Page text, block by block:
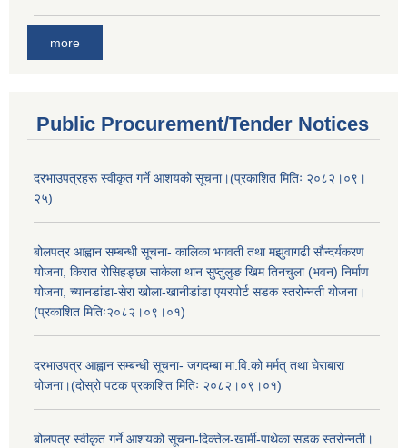
more
Public Procurement/Tender Notices
दरभाउपत्रहरू स्वीकृत गर्ने आशयको सूचना।(प्रकाशित मितिः २०८२।०९।
२५)
बोलपत्र आह्वान सम्बन्धी सूचना- कालिका भगवती तथा मझुवागढी सौन्दर्यकरण
योजना, किरात रोसिहङ्छा साकेला थान सुप्तुलुङ खिम तिनचुला (भवन) निर्माण
योजना, च्यानडांडा-सेरा खोला-खानीडांडा एयरपोर्ट सडक स्तरोन्नती योजना।
(प्रकाशित मितिः२०८२।०९।०१)
दरभाउपत्र आह्वान सम्बन्धी सूचना- जगदम्बा मा.वि.को मर्मत् तथा घेराबारा
योजना।(दोस्रो पटक प्रकाशित मितिः २०८२।०९।०१)
बोलपत्र स्वीकृत गर्ने आशयको सूचना-दिक्तेल-खार्मी-पाथेका सडक स्तरोन्नती।